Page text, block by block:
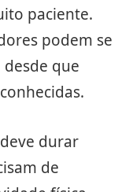
paciente.
podem se
que
durar
de